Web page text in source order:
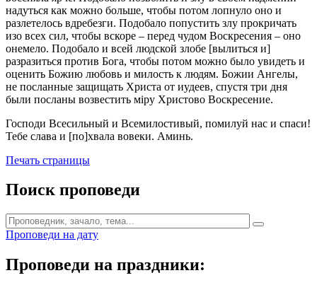
надуться как можно больше, чтобы потом лопнуло оно и
разлетелось вдребезги. Подобало попустить злу прокричать
изо всех сил, чтобы вскоре – перед чудом Воскресения – оно
онемело. Подобало и всей людской злобе [вылиться и]
разразиться против Бога, чтобы потом можно было увидеть и
оценить Божию любовь и милость к людям. Божии Ангелы,
не посланные защищать Христа от иудеев, спустя три дня
были посланы возвестить міру Христово Воскресение.
Господи Всесильный и Всемилостивый, помилуй нас и спаси!
Тебе слава и [по]хвала вовеки. Аминь.
Печать страницы
Поиск проповеди
Проповеди на дату
Проповеди на праздники: